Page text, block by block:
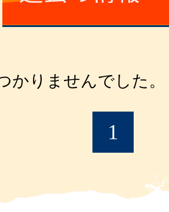
かりませんでした。
1